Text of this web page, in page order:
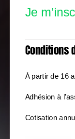
Je
Conditions
À partir de 16
Adhésion à
Cotisation